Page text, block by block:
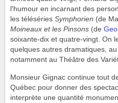
l'humour en incarnant des
les téléséries Symphorien (de
Moineaux et les Pinsons (de
soixante-dix et quatre-vingt. On
quelques autres dramatiques,
notamment au Théâtre des
Monsieur Gignac continue tout
Québec pour donner des
interprète une quantité